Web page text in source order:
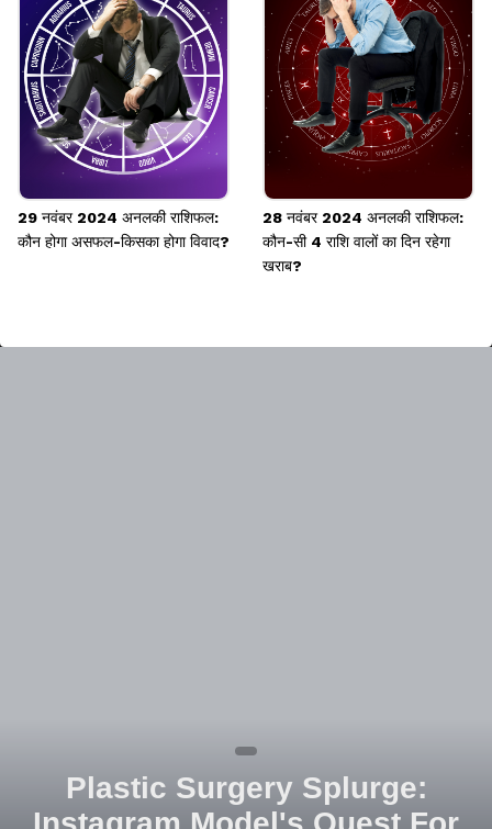
29 नवंबर 2024 अनलकी राशिफल:
कौन होगा असफल-किसका होगा विवाद?
28 नवंबर 2024 अनलकी राशिफल:
कौन-सी 4 राशि वालों का दिन रहेगा
खराब?